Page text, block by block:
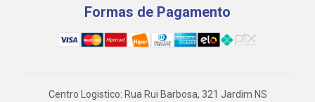
Formas de Pagamento
Centro Logistico: Rua Rui Barbosa, 321 Jardim NS